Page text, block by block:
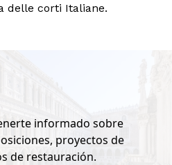
delle corti Italiane.
informado sobre
proyectos de
de restauración.